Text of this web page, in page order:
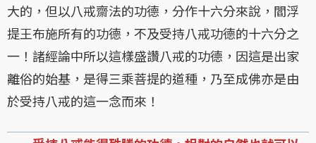
大的，但以八戒齋法的功德，分作十六分來說，閻浮
提王布施所有的功德，不及受持八戒功德的十六分之
一！諸經論中所以這樣盛讚八戒的功德，因這是出家
離俗的始基，是得三乘菩提的道種，乃至成佛亦是由
於受持八戒的這一念而來！